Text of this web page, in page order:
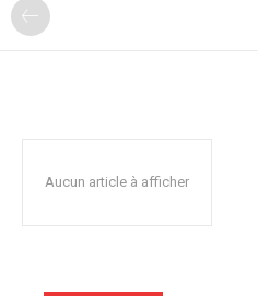
Aucun article à afficher